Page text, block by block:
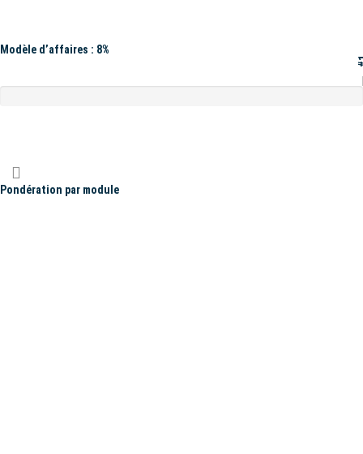
Modèle d’affaires : 8%
Pondération par module